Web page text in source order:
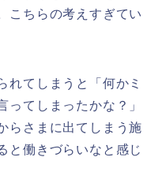
こちらの考えすぎてい
れてしまうと「何かミ
ってしまったかな？」
らさまに出てしまう施
と働きづらいなと感じ